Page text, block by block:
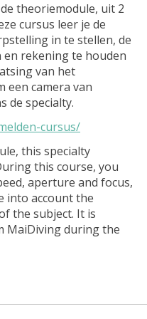
theoriemodule, uit 2
cursus leer je de
in te stellen, de
en rekening te houden
van het
een camera van
de specialty.
cursus/
this specialty
this course, you
aperture and focus,
into account the
the subject. It is
MaiDiving during the